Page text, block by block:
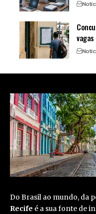
vagas
Do Brasil ao mundo, da
Recife é a sua fonte de